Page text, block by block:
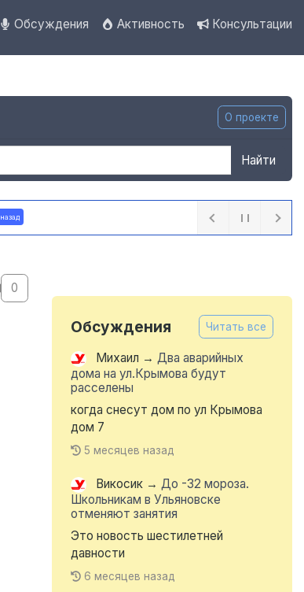
Обсуждения Активность Консультации
О проекте
Найти
5 часов назад
0
Обсуждения Читать все
Михаил → Два аварийных
дома на ул.Крымова будут
расселены
когда снесут дом по ул Крымова
дом 7
5 месяцев назад
Викосик → До -32 мороза.
Школьникам в Ульяновске
отменяют занятия
Это новость шестилетней
давности
6 месяцев назад